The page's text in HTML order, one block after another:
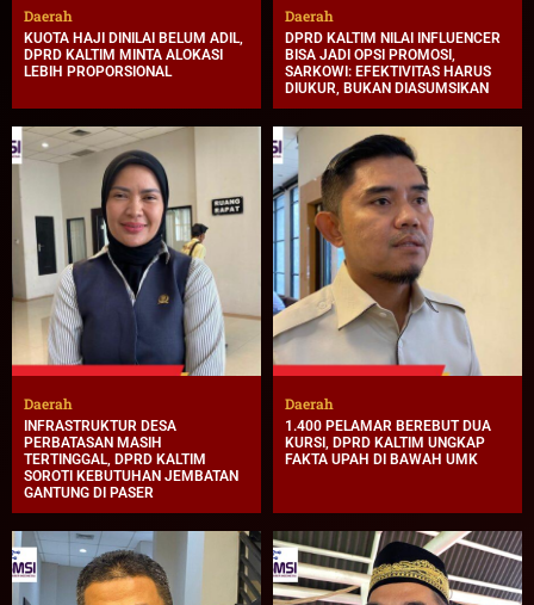
Daerah
KUOTA HAJI DINILAI BELUM ADIL,
DPRD KALTIM MINTA ALOKASI
LEBIH PROPORSIONAL
Daerah
DPRD KALTIM NILAI INFLUENCER
BISA JADI OPSI PROMOSI,
SARKOWI: EFEKTIVITAS HARUS
DIUKUR, BUKAN DIASUMSIKAN
Daerah
INFRASTRUKTUR DESA
PERBATASAN MASIH
TERTINGGAL, DPRD KALTIM
SOROTI KEBUTUHAN JEMBATAN
GANTUNG DI PASER
Daerah
1.400 PELAMAR BEREBUT DUA
KURSI, DPRD KALTIM UNGKAP
FAKTA UPAH DI BAWAH UMK